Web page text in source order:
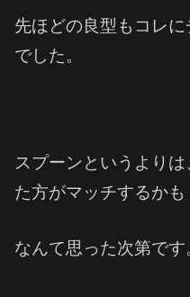
先ほどの良型もコレ
でした。
スプーンというより
た方がマッチするかも
なんて思った次第です